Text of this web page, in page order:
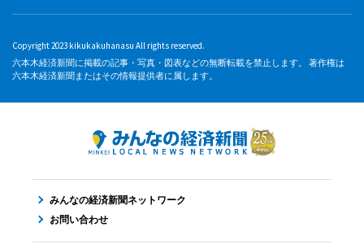
Copyright 2023 kikukakuhanasu All rights reserved.
六本木経済新聞に掲載の記事・写真・図表などの無断転載を禁止します。 著作権は
六本木経済新聞またはその情報提供者に属します。
みんなの経済新聞ネットワーク
お問い合わせ